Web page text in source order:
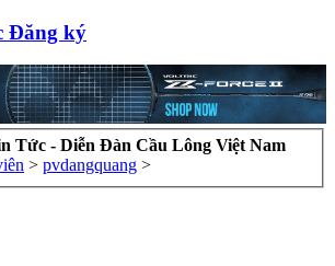
Đăng ký
Tức - Diễn Đàn Cầu Lông Việt Nam
> pvdangquang >